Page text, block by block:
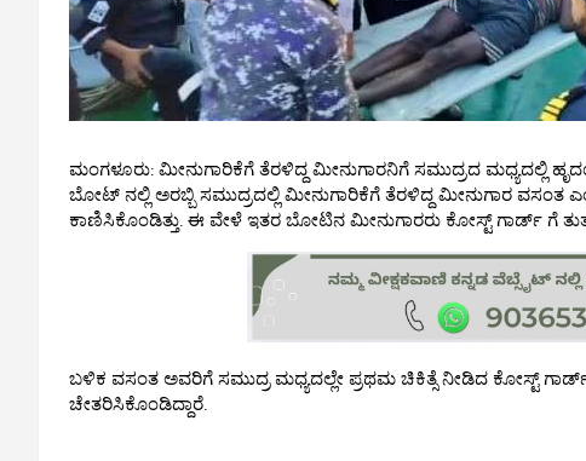
ಮಂಗಳೂರು: ಮೀನುಗಾರಿಕೆಗೆ ತೆರಳಿದ್ದ ಮೀನುಗಾರನಿಗೆ ಸಮುದ್ರದ
ಬೋಟ್ ನಲ್ಲಿ ಅರಬ್ಬಿ ಸಮುದ್ರದಲ್ಲಿ ಮೀನುಗಾರಿಕೆಗೆ ತೆರಳಿದ್ದ ಮೀನುಗಾರ
ಕಾಣಿಸಿಕೊಂಡಿತ್ತು. ಈ ವೇಳೆ ಇತರ ಬೋಟಿನ ಮೀನುಗಾರರು ಕೋಸ್ಟ್ ಗಾರ್ಡ್ ಗೆ
ಬಳಿಕ ವಸಂತ ಅವರಿಗೆ ಸಮುದ್ರ ಮಧ್ಯದಲ್ಲೇ ಪ್ರಥಮ ಚಿಕಿತ್ಸೆ ನೀಡಿದ ಕೋಸ್ಟ್ ಗಾರ್ಡ್
ಚೇತರಿಸಿಕೊಂಡಿದ್ದಾರೆ.